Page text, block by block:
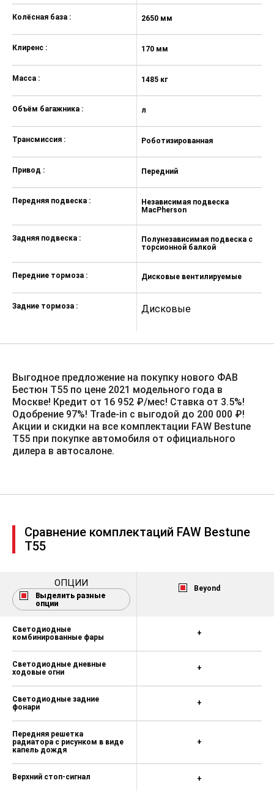
Передние боковые подушки
безопасности (сиденье водителя и
Электронная программа
Антиблокировочная тормозная
Электронное распределение
Система помощи при торможении
с электронным управлением (BA)
Противобуксовочная система
(TCS)
Система помощи при трогании на
Система управления спуском на
(EPB)
безопасности с преднатяжителями
Напоминание о непристегнутом
ремне безопасности водителя
ремне безопасности переднего
пассажира
Интерфейс для детского кресла
(крепления isofix)
Электронная противоугонная
система двигателя
Замки задних дверей c защитой от
12'3-дюймовый полноцветный
центральный экран высокого
Сопоставление и связь мобильных
телефонов
Интеллектуальная онлайн-
навигация
Интеллектуальная интерактивная
система с двумя экранами
Интерфейс регистратора
вождения
Количество динамиков 6
Отображение внешней
температуры
Электрическая регулировка
наружных зеркал заднего вида
Колёсная база :
Клиренс :
Масса :
Объём багажника :
Трансмиссия :
Привод :
Передняя подвеска :
Задняя подвеска :
Передние тормоза :
Задние тормоза :
2650 мм
170 мм
1485 кг
л
Роботизированная
Передний
Независимая подвеска
MacPherson
Полунезависимая подвеска с
торсионной балкой
Дисковые вентилируемые
Дисковые
Выгодное предложение на покупку нового ФАВ
Бестюн Т55 по цене 2021 модельного года в
Москве! Кредит от 16 952 ₽/мес! Ставка от 3.5%!️
Одобрение 97%! Trade-in с выгодой до 200 000 ₽!
Акции и скидки на все комплектации FAW Bestune
T55 при покупке автомобиля от официального
дилера в автосалоне.
Сравнение комплектаций FAW Bestune
T55
ОПЦИИ
Выделить разные
опции
Beyond
Светодиодные
комбинированные фары
Светодиодные дневные
ходовые огни
Светодиодные задние
фонари
Передняя решетка
радиатора с рисунком в виде
капель дождя
Верхний стоп-сигнал
+
+
+
+
+